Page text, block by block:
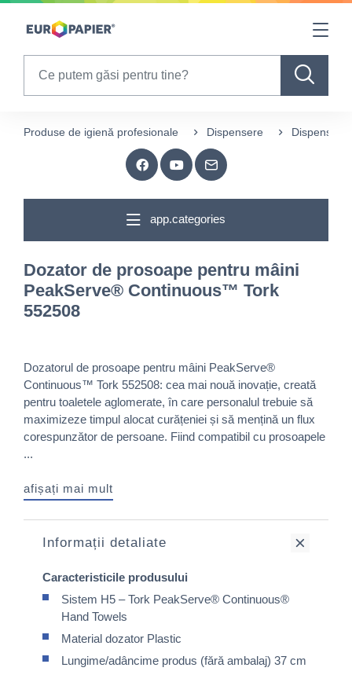
Table Of Content
Produse de igienă profesionale Dispensere
app.categories
Dozator de prosoape pentru mâini
PeakServe® Continuous™ Tork
552508
Dozatorul de prosoape pentru mâini PeakServe®
Continuous™ Tork 552508: cea mai nouă inovație, creată
pentru toaletele aglomerate, în care personalul trebuie să
maximizeze timpul alocat curățeniei și să mențină un flux
corespunzător de persoane. Fiind compatibil cu prosoapele
...
afișați mai mult
Informații detaliate
Caracteristicile produsului
Sistem H5 – Tork PeakServe® Continuous®
Hand Towels
Material dozator Plastic
Lungime/adâncime produs (fără ambalaj) 37 cm